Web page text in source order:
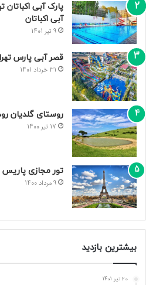
پارک آبی اکباتان
آبی اکباتان
9 تیر 1401
قصر آبی پارس
31 خرداد 1401
روستای گلدیان
17 تیر 1400
تور مجازی پاریس به صورت
9 مرداد 1400
بیشترین بازدید
20 تیر 1401